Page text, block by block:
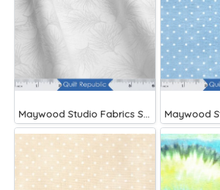
Maywood Studio Fabrics Solitaire Whites